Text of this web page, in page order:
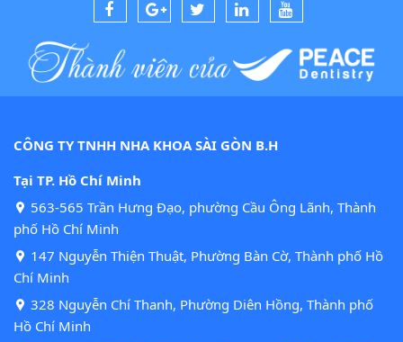
CÔNG TY TNHH NHA KHOA SÀI GÒN B.H
Tại TP. Hồ Chí Minh
563-565 Trần Hưng Đạo, phường Cầu Ông Lãnh, Thành
phố Hồ Chí Minh
147 Nguyễn Thiện Thuật, Phường Bàn Cờ, Thành phố Hồ
Chí Minh
328 Nguyễn Chí Thanh, Phường Diên Hồng, Thành phố
Hồ Chí Minh